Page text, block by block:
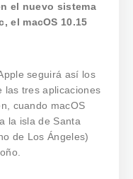
el nuevo sistema
el macOS 10.15
seguirá así los
las tres aplicaciones
cuando macOS
la isla de Santa
de Los Ángeles)